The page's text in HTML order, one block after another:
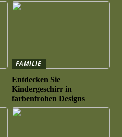
FAMILIE
Entdecken Sie
Kindergeschirr in
farbenfrohen Designs